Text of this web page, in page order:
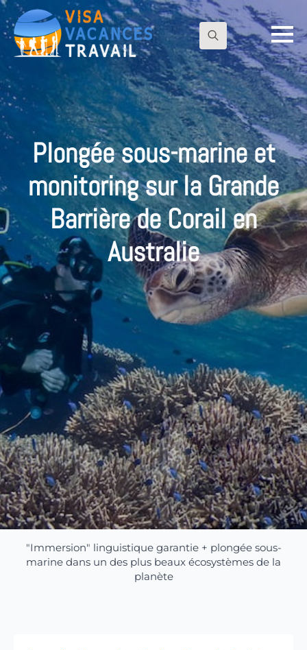
Search
for:
Plongée sous-marine et
monitoring sur la Grande
Barrière de Corail en
Australie
"Immersion" linguistique garantie + plongée sous-
marine dans un des plus beaux écosystèmes de la
planète